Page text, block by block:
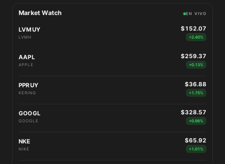
Market Watch EN VIVO
LVMUY
LVMH
$152.07
+2.40%
AAPL
APPLE
$259.37
+0.13%
PPRUY
KERING
$36.88
+1.75%
GOOGL
GOOGLE
$328.57
+0.96%
NKE
NIKE
$65.92
+1.01%